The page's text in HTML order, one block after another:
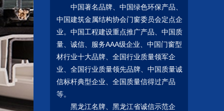
中国著名品牌、中国绿色环保产品、
中国建筑金属结构协会门窗委员会定点企
业。中国工程建设重点推广产品、中国质
量、诚信、服务AAA级企业、中国门窗型
材行业十大品牌、全国行业质量领军企
业、全国行业质量领先品牌、中国质量诚
信标杆典型企业、全国质量信得过产品
等。
黑龙江名牌、黑龙江省诚信示范企